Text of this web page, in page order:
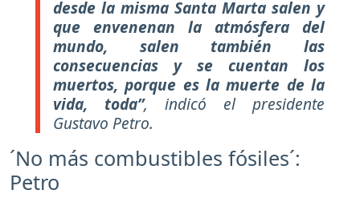
desde la misma Santa Marta salen y
que envenenan la atmósfera del
mundo, salen también las
consecuencias y se cuentan los
muertos, porque es la muerte de la
vida, toda”, indicó el presidente
Gustavo Petro.
´No más combustibles fósiles´:
Petro